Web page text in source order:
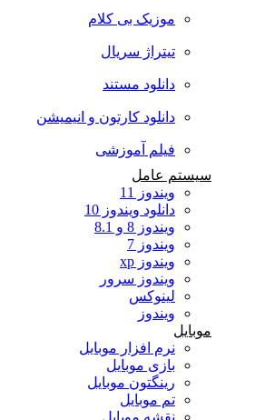
موزیک بی کلام
تیتراژ سریال
دانلود مستند
دانلود کارتون و انیمیشن
فیلم آموزشی
سیستم عامل
ویندوز 11
دانلود ویندوز 10
ویندوز 8 و 8.1
ویندوز 7
ویندوز xp
ویندوز سرور
لینوکس
ویندوز
نرم افزار موبایل
بازی موبایل
رینگتون موبایل
تم موبایل
نقشه موبایل